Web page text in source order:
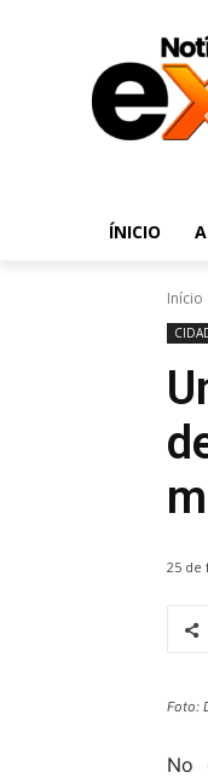
ÍNICIO
Início
25 de
Foto:
No